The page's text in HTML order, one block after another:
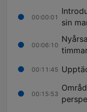
00:00:01
sin
00:06:10
00:11:45
00:15:53